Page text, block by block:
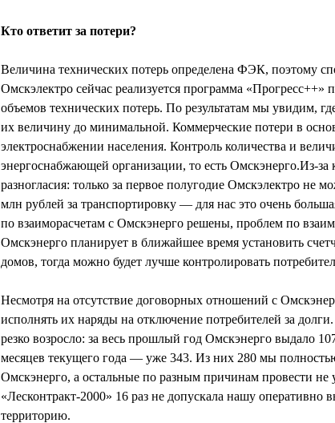
Кто ответит за потери?
Величина технических потерь определена ФЭК, поэтому
Омскэлектро сейчас реализуется программа «Прогресс++»
объемов технических потерь. По результатам мы увидим,
их величину до минимальной. Коммерческие потери в
электроснабжении населения. Контроль количества и
энергоснабжающей организации, то есть Омскэнерго.Из-за
разногласия: только за первое полугодие Омскэлектро не
млн рублей за транспортировку — для нас это очень
по взаиморасчетам с Омскэнерго решены, проблем по
Омскэнерго планирует в ближайшее время установить
домов, тогда можно будет лучше контролировать
Несмотря на отсутствие договорных отношений с
исполнять их наряды на отключение потребителей за
резко возросло: за весь прошлый год Омскэнерго выдало
месяцев текущего года — уже 343. Из них 280 мы
Омскэнерго, а остальные по разным причинам провести
«Лесконтракт-2000» 16 раз не допускала нашу оперативно
территорию.